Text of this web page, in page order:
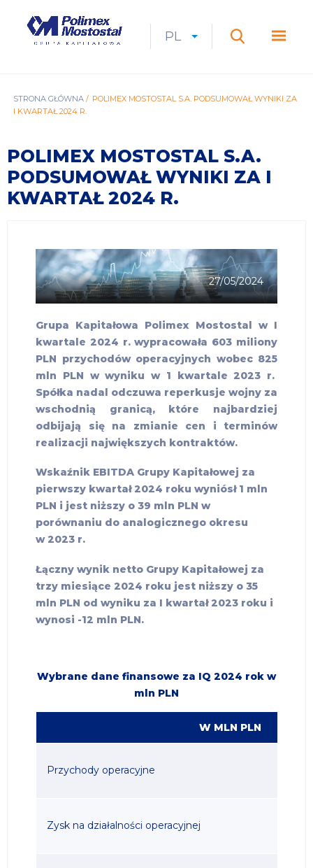
Mostostal
CURRENT
PL
ROZWIŃ
LANGUAGESZUKAJ
ŚCIEŻKA
STRONA GŁÓWNA
POLIMEX MOSTOSTAL S.A. PODSUMOWAŁ WYNIKI ZA
I KWARTAŁ 2024 R.
POLIMEX MOSTOSTAL S.A.
PODSUMOWAŁ WYNIKI ZA I
KWARTAŁ 2024 R.
27/05/2024
Grupa Kapitałowa Polimex Mostostal w I
kwartale 2024 r. wypracowała 603 miliony
PLN przychodów operacyjnych wobec 825
mln PLN w wyniku w 1 kwartale 2023 r.
Spółka nadal odczuwa reperkusje wojny za
wschodnią granicą, które najbardziej
odbijają się na zmianie cen i terminów
realizacji największych kontraktów.
Wskaźnik EBITDA Grupy Kapitałowej za
pierwszy kwartał 2024 roku wyniósł 1 mln
PLN i jest niższy o 39 mln PLN w
porównaniu do analogicznego okresu
w 2023 r.
Łączny wynik netto Grupy Kapitałowej za
trzy miesiące 2024 roku jest niższy o 35
mln PLN od wyniku za I kwartał 2023 roku i
wynosi -12 mln PLN.
Wybrane dane finansowe za IQ 2024 rok w
mln PLN
W MLN PLN
Przychody operacyjne
Zysk na działalności operacyjnej